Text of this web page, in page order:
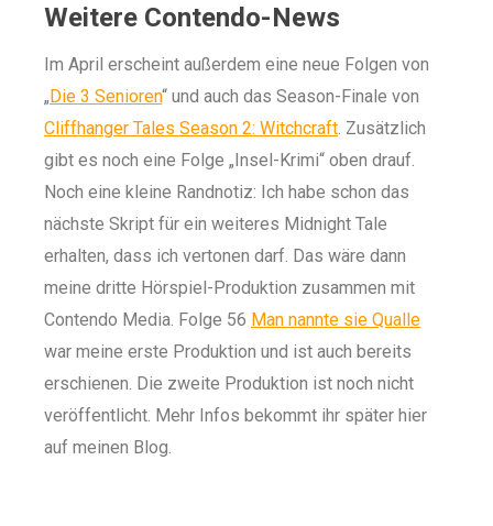
Weitere Contendo-News
Im April erscheint außerdem eine neue Folgen von
„Die 3 Senioren“ und auch das Season-Finale von
Cliffhanger Tales Season 2: Witchcraft . Zusätzlich
gibt es noch eine Folge „Insel-Krimi“ oben drauf.
Noch eine kleine Randnotiz: Ich habe schon das
nächste Skript für ein weiteres Midnight Tale
erhalten, dass ich vertonen darf. Das wäre dann
meine dritte Hörspiel-Produktion zusammen mit
Contendo Media. Folge 56 Man nannte sie Qualle
war meine erste Produktion und ist auch bereits
erschienen. Die zweite Produktion ist noch nicht
veröffentlicht. Mehr Infos bekommt ihr später hier
auf meinen Blog.